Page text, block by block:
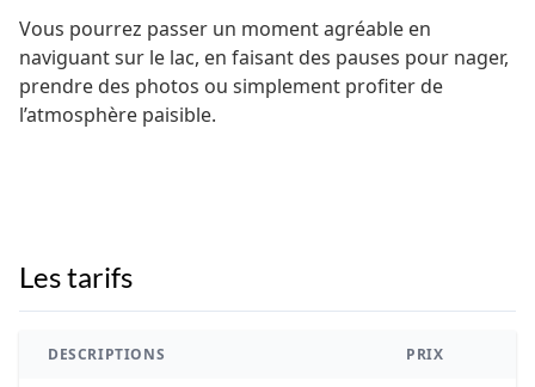
Vous pourrez passer un moment agréable en
naviguant sur le lac, en faisant des pauses pour nager,
prendre des photos ou simplement profiter de
l’atmosphère paisible.
Les tarifs
DESCRIPTIONS PRIX